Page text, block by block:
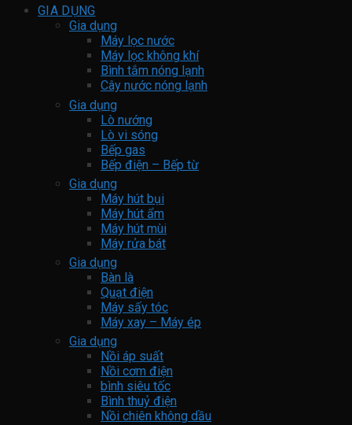
GIA DỤNG
Gia dụng
Máy lọc nước
Máy lọc không khí
Bình tắm nóng lạnh
Cây nước nóng lạnh
Gia dụng
Lò nướng
Lò vi sóng
Bếp gas
Bếp điện – Bếp từ
Gia dụng
Máy hút bụi
Máy hút ẩm
Máy hút mùi
Máy rửa bát
Gia dụng
Bàn là
Quạt điện
Máy sấy tóc
Máy xay – Máy ép
Gia dụng
Nồi áp suất
Nồi cơm điện
bình siêu tốc
Bình thuỷ điện
Nồi chiên không dầu